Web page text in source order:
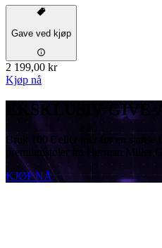
Gave ved kjøp
2 199,00 kr
Kjøp nå
EKSKLUSIV GIVE-
Bruk 100 € eller mer for en sjanse
premiumstoler fra Herman Miller
KJØP NÅ